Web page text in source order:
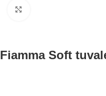
Fiamma Soft